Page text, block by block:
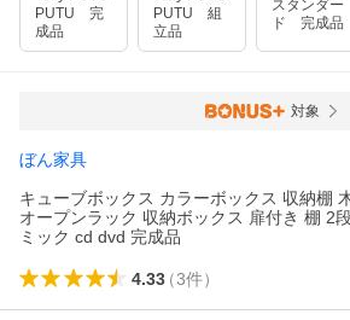
PUTU 完
成品
PUTU 組
立品
スタンダー
ド 完成品
対象
ぼん家具
キューブボックス カラーボックス 収納棚
オープンラック 収納ボックス 扉付き 棚 2
ミック cd dvd 完成品
4.33（3件）